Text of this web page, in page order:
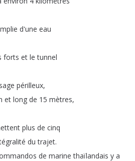
d'une eau
forts et le tunnel
périlleux,
et long de 15 mètres,
plus de cinq
du trajet.
de marine thaïlandais y a